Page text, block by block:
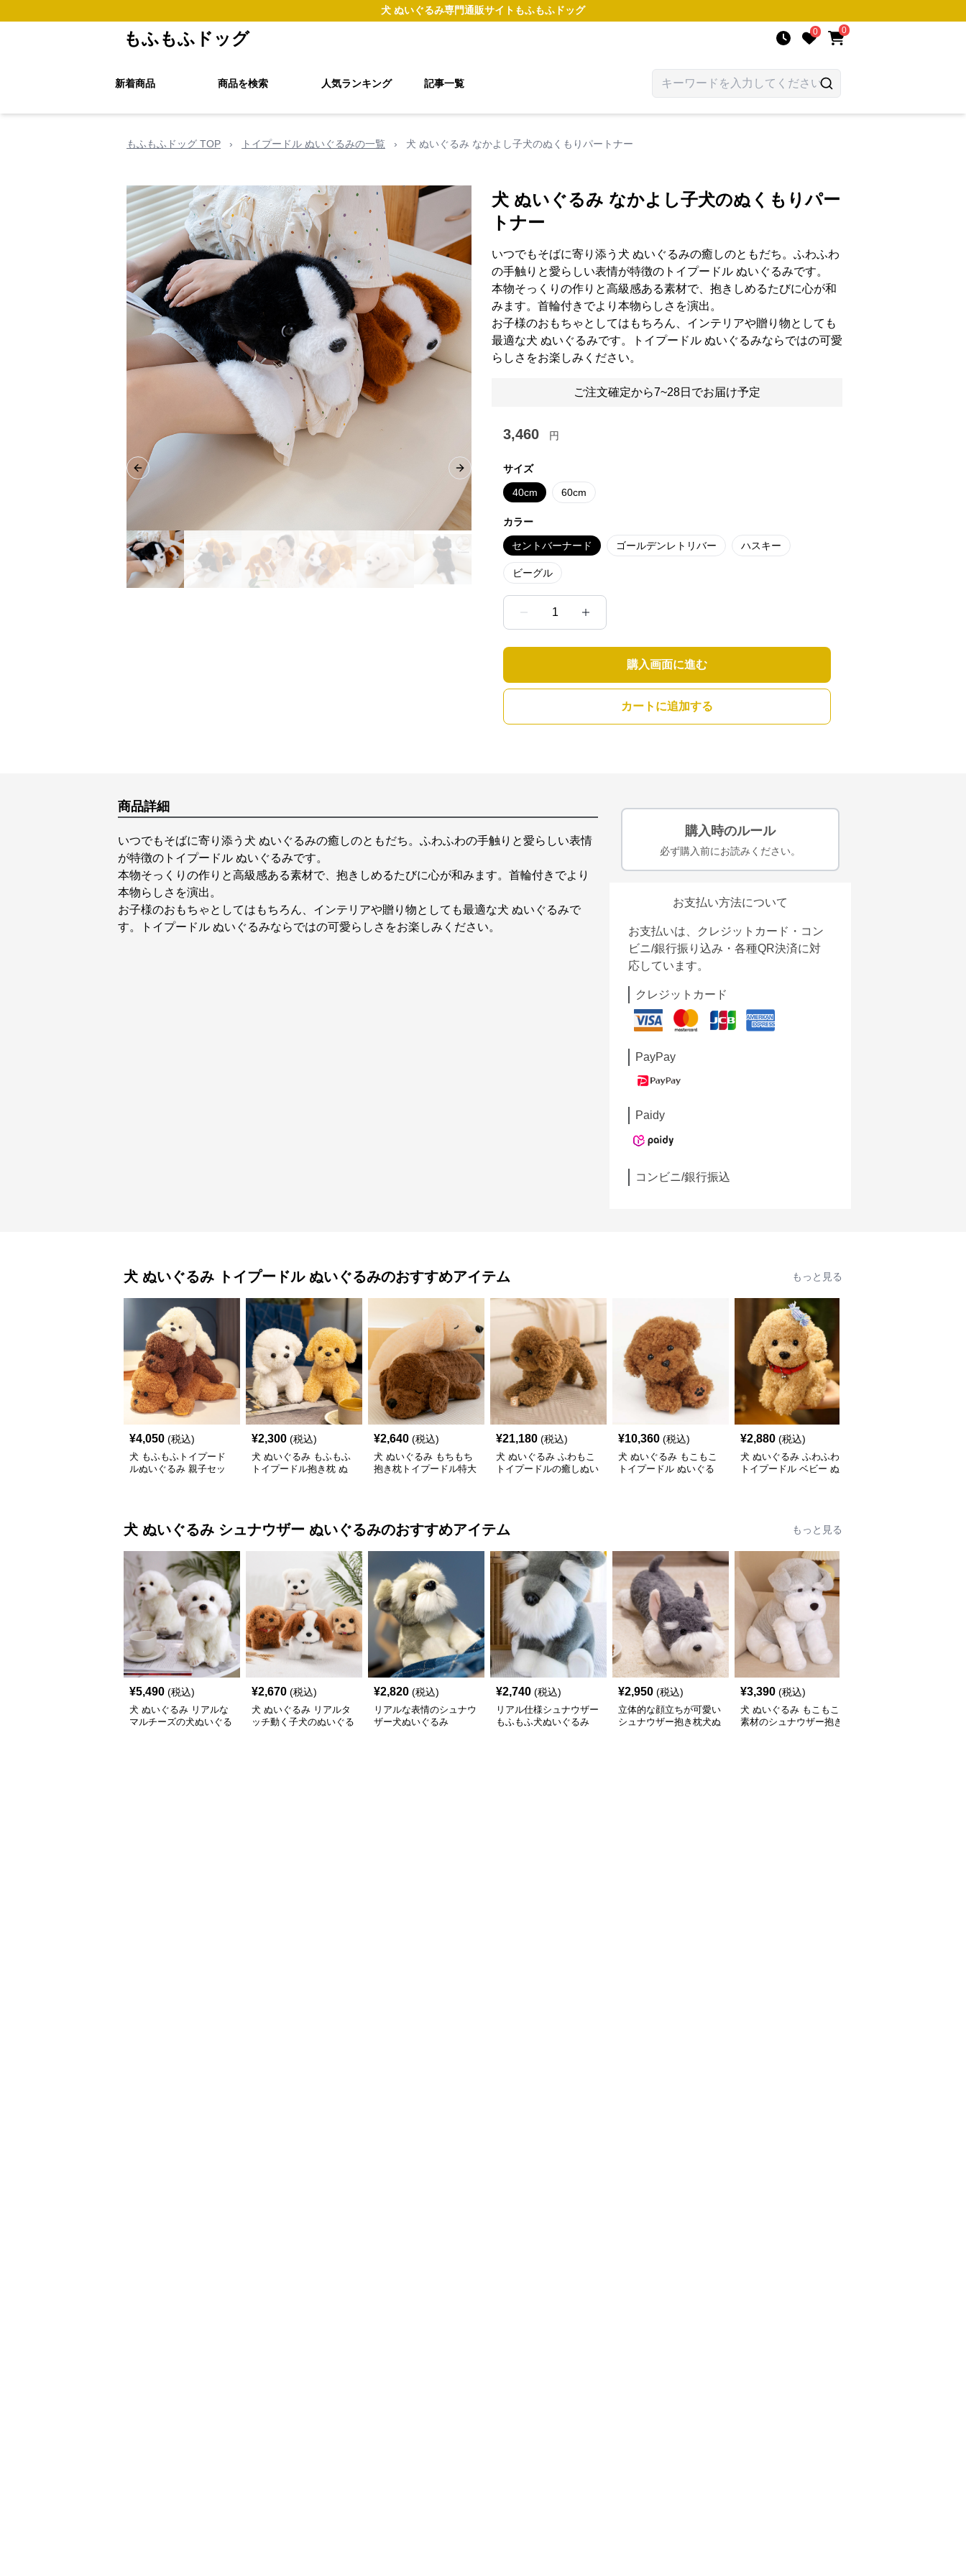
犬 ぬいぐるみ専門通販サイト もふもふドッグ
もふもふドッグ 0 0
新着商品 商品を検索 人気ランキング 記事一覧
もふもふドッグ TOP › トイプードル ぬいぐるみの一覧 › 犬 ぬいぐるみ なかよし子犬のぬくもりパートナー
Previous slide Next slide
犬 ぬいぐるみ なかよし子犬のぬくもりパー
トナー
いつでもそばに寄り添う犬 ぬいぐるみの癒しのともだち。ふわふわ
の手触りと愛らしい表情が特徴のトイプードル ぬいぐるみです。
本物そっくりの作りと高級感ある素材で、抱きしめるたびに心が和
みます。首輪付きでより本物らしさを演出。
お子様のおもちゃとしてはもちろん、インテリアや贈り物としても
最適な犬 ぬいぐるみです。トイプードル ぬいぐるみならではの可愛
らしさをお楽しみください。
ご注文確定から7~28日でお届け予定
3,460 円
サイズ
40cm 60cm
カラー
セントバーナード ゴールデンレトリバー ハスキー
ビーグル
1
購入画面に進む
カートに追加する
商品詳細
いつでもそばに寄り添う犬 ぬいぐるみの癒しのともだち。ふわふわの手触りと愛らしい表情
が特徴のトイプードル ぬいぐるみです。
本物そっくりの作りと高級感ある素材で、抱きしめるたびに心が和みます。首輪付きでより
本物らしさを演出。
お子様のおもちゃとしてはもちろん、インテリアや贈り物としても最適な犬 ぬいぐるみで
す。トイプードル ぬいぐるみならではの可愛らしさをお楽しみください。
購入時のルール
必ず購入前にお読みください。
お支払い方法について
お支払いは、クレジットカード・コン
ビニ/銀行振り込み・各種QR決済に対
応しています。
クレジットカード
PayPay
Paidy
コンビニ/銀行振込
犬 ぬいぐるみ トイプードル ぬいぐるみのおすすめアイテム もっと見る
¥4,050 (税込)
犬 もふもふトイプード
ルぬいぐるみ 親子セッ
¥2,300 (税込)
犬 ぬいぐるみ もふもふ
トイプードル抱き枕 ぬ
¥2,640 (税込)
犬 ぬいぐるみ もちもち
抱き枕トイプードル特大
¥21,180 (税込)
犬 ぬいぐるみ ふわもこ
トイプードルの癒しぬい
¥10,360 (税込)
犬 ぬいぐるみ もこもこ
トイプードル ぬいぐる
¥2,880 (税込)
犬 ぬいぐるみ ふわふわ
トイプードル ベビー ぬ
犬 ぬいぐるみ シュナウザー ぬいぐるみのおすすめアイテム もっと見る
¥5,490 (税込)
犬 ぬいぐるみ リアルな
マルチーズの犬ぬいぐる
¥2,670 (税込)
犬 ぬいぐるみ リアルタ
ッチ動く子犬のぬいぐる
¥2,820 (税込)
リアルな表情のシュナウ
ザー犬ぬいぐるみ
¥2,740 (税込)
リアル仕様シュナウザー
もふもふ犬ぬいぐるみ
¥2,950 (税込)
立体的な顔立ちが可愛い
シュナウザー抱き枕犬ぬ
¥3,390 (税込)
犬 ぬいぐるみ もこもこ
素材のシュナウザー抱き